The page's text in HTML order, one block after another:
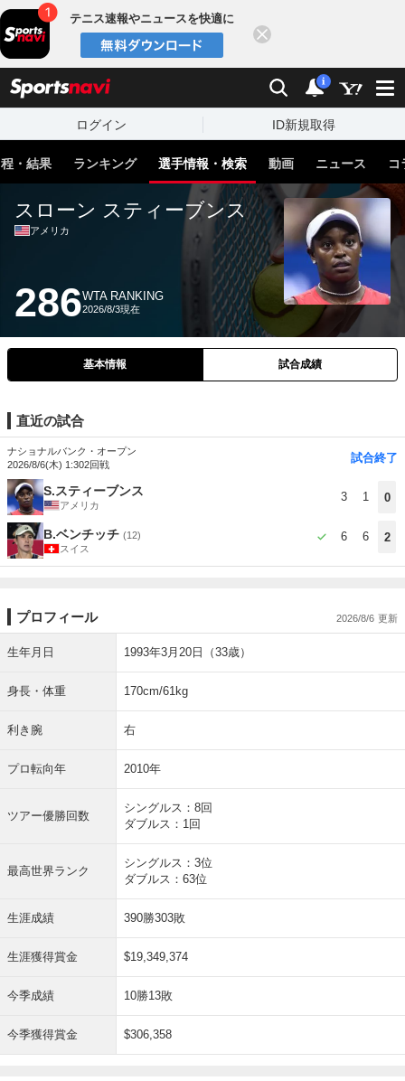
テニス速報やニュースを快適に
検索 通知
i
ログイン ID新規取得
・結果 ランキング 選手情報・検索 動画 ニュース コ
スローン スティーブンス
アメリカ
286WTA RANKING
2026/8/3現在
基本情報 試合成績
直近の試合
ナショナルバンク・オープン
2026/8/6(木) 1:302回戦 試合終了
S.スティーブンス
アメリカ
3 1 0
B.ベンチッチ (12)
スイス
6 6 2
プロフィール 2026/8/6
生年月日 1993年3月20日（33歳）
身長・体重 170cm/61kg
利き腕 右
プロ転向年 2010年
ツアー優勝回数
シングルス：8回
ダブルス：1回
最高世界ランク
シングルス：3位
ダブルス：63位
生涯成績 390勝303敗
生涯獲得賞金 $19,349,374
今季成績 10勝13敗
今季獲得賞金 $306,358